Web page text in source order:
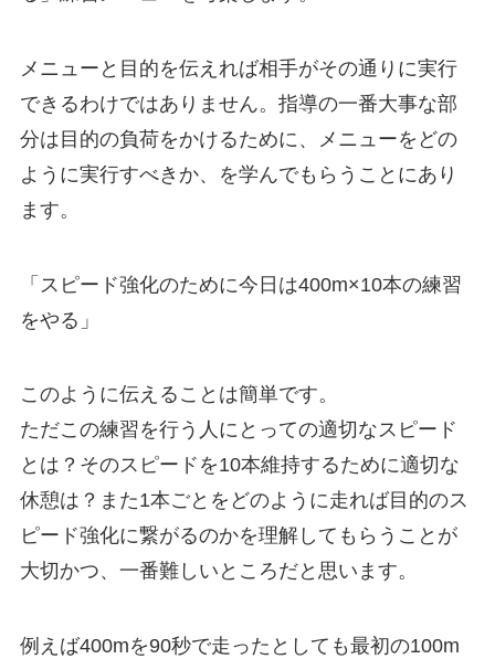
メニューと目的を伝えれば相手がその通りに実行
できるわけではありません。指導の一番大事な部
分は目的の負荷をかけるために、メニューをどの
ように実行すべきか、を学んでもらうことにあり
ます。
「スピード強化のために今日は400m×10本の練習
をやる」
このように伝えることは簡単です。
ただこの練習を行う人にとっての適切なスピード
とは？そのスピードを10本維持するために適切な
休憩は？また1本ごとをどのように走れば目的のス
ピード強化に繋がるのかを理解してもらうことが
大切かつ、一番難しいところだと思います。
例えば400mを90秒で走ったとしても最初の100m